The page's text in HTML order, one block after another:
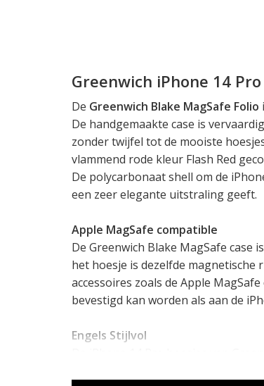
Greenwich iPhone 14
De Greenwich Blake MagSafe Folio
De handgemaakte case is
zonder twijfel tot de mooiste
vlammend rode kleur Flash Red
De polycarbonaat shell om de
een zeer elegante uitstraling geeft.
Apple MagSafe compatible
De Greenwich Blake MagSafe case
het hoesje is dezelfde magnetische
accessoires zoals de Apple
bevestigd kan worden als aan de
Engels Stijlvol
geselecteerd leer. Dit zijn altijd